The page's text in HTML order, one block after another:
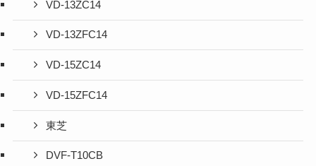
VD-13ZC14
VD-13ZFC14
VD-15ZC14
VD-15ZFC14
東芝
DVF-T10CB